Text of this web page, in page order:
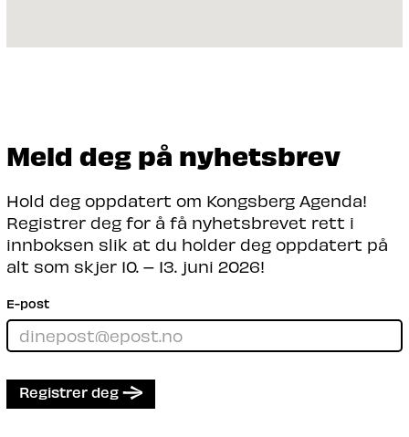
Meld deg på nyhetsbrev
Hold deg oppdatert om Kongsberg Agenda!
Registrer deg for å få nyhetsbrevet rett i
innboksen slik at du holder deg oppdatert på
alt som skjer 10. – 13. juni 2026!
E-post
Registrer deg